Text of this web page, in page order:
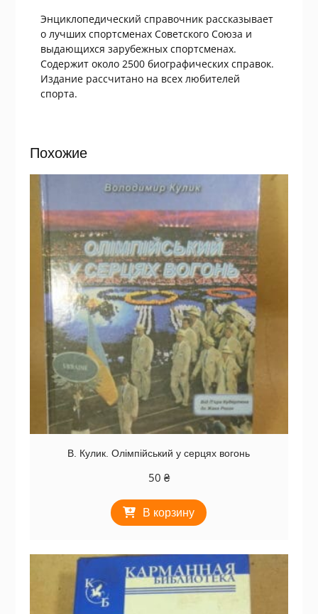
Энциклопедический справочник рассказывает
о лучших спортсменах Советского Союза и
выдающихся зарубежных спортсменах.
Содержит около 2500 биографических справок.
Издание рассчитано на всех любителей
спорта.
Похожие
В. Кулик. Олімпійський у серцях вогонь
50 ₴
В корзину